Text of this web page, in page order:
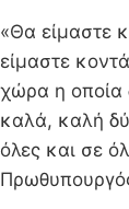
«Θα είμαστε
είμαστε
χώρα η οποία
καλά, καλή
όλες και σε